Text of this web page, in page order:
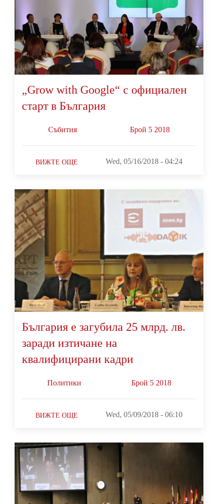
„Grow with Google“ с официален
старт в България
Събития Брой 5 2018
ВИЖТЕ ОЩЕ Wed, 05/16/2018 - 04:24
България е загубила 25 млрд. лв.
заради изтичане на
квалифицирани кадри
Политики Брой 5 2018
ВИЖТЕ ОЩЕ Wed, 05/09/2018 - 06:10